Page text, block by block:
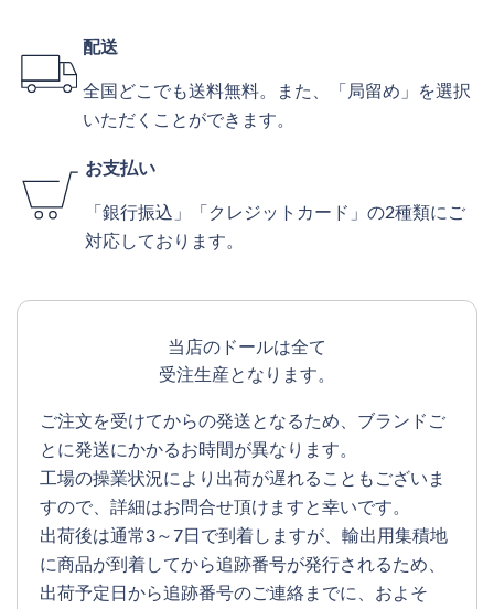
配送
全国どこでも送料無料。また、「局留め」を選択
いただくことができます。
お支払い
「銀行振込」「クレジットカード」の2種類にご
対応しております。
当店のドールは全て
受注生産となります。
ご注文を受けてからの発送となるため、ブランドご
とに発送にかかるお時間が異なります。
工場の操業状況により出荷が遅れることもございま
すので、詳細はお問合せ頂けますと幸いです。
出荷後は通常3～7日で到着しますが、輸出用集積地
に商品が到着してから追跡番号が発行されるため、
出荷予定日から追跡番号のご連絡までに、およそ